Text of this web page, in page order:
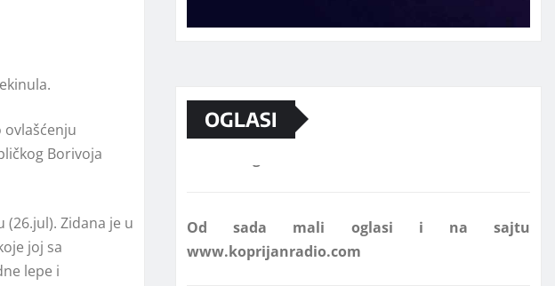
ovlašćenju
Borivoja
Zidana je u
joj sa
lepe i
OGLASI
Marketing telefon 062 463 002
www.koprijanradio.com